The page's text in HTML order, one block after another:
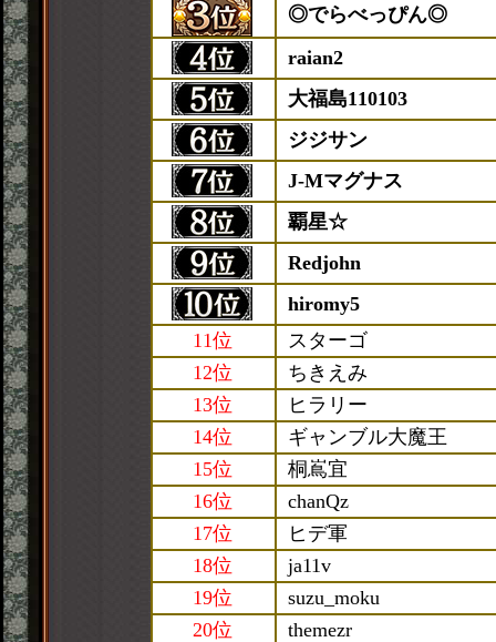
◎でらべっぴん◎
raian2
大福島110103
ジジサン
J-Mマグナス
覇星☆
Redjohn
hiromy5
11位
スターゴ
12位
ちきえみ
13位
ヒラリー
14位
ギャンブル大魔王
15位
桐嶌宜
16位
chanQz
17位
ヒデ軍
18位
ja11v
19位
suzu_moku
20位
themezr